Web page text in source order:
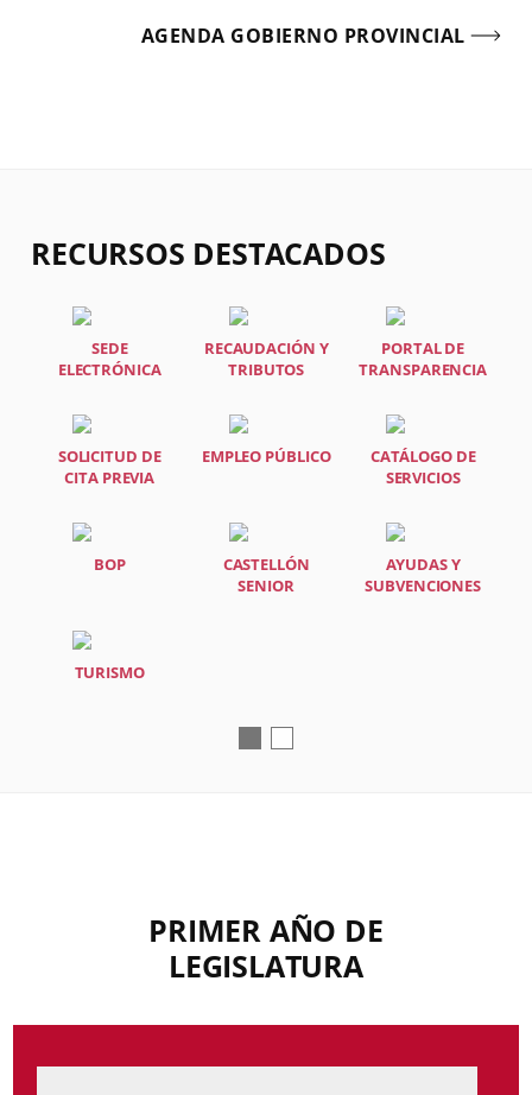
AGENDA GOBIERNO PROVINCIAL
RECURSOS DESTACADOS
SEDE
ELECTRÓNICA
RECAUDACIÓN Y
TRIBUTOS
PORTAL DE
TRANSPARENCIA
SOLICITUD DE
CITA PREVIA
EMPLEO PÚBLICO
CATÁLOGO DE
SERVICIOS
BOP
CASTELLÓN
SENIOR
AYUDAS Y
SUBVENCIONES
TURISMO
PRIMER AÑO DE
LEGISLATURA